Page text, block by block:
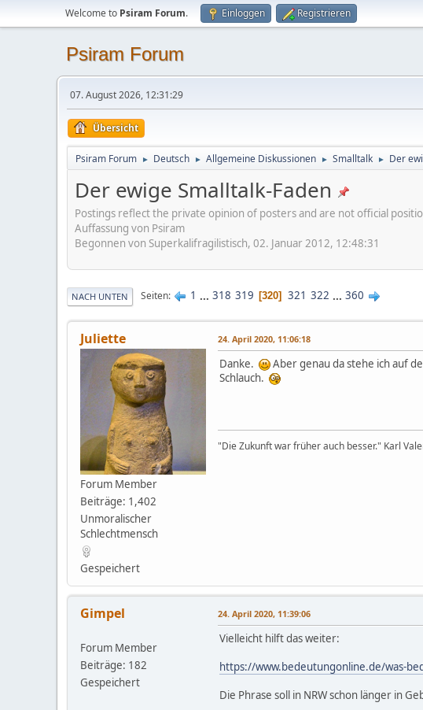
Welcome to Psiram Forum. Einloggen Registrieren
Psiram Forum
07. August 2026, 12:31:29
Übersicht
Psiram Forum ► Deutsch ► Allgemeine Diskussionen ► Smalltalk ► Der
Der ewige Smalltalk-Faden
Postings reflect the private opinion of posters and are not official
Auffassung von Psiram
Begonnen von Superkalifragilistisch, 02. Januar 2012, 12:48:31
NACH UNTEN Seiten 1 ... 318 319 320 321 322 ... 360
Juliette
Forum Member
Beiträge: 1,402
Unmoralischer
Schlechtmensch
Gespeichert
24. April 2020, 11:06:18
Danke.
Aber genau da stehe ich auf
Schlauch.
"Die Zukunft war früher auch besser." Karl
Gimpel
Forum Member
Beiträge: 182
Gespeichert
24. April 2020, 11:39:06
Vielleicht hilft das weiter:
https://www.bedeutungonline.de/was-
Die Phrase soll in NRW schon länger in